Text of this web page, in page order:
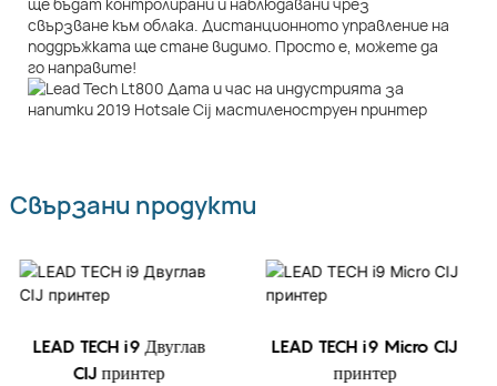
ще бъдат контролирани и наблюдавани чрез
свързване към облака. Дистанционното управление на
поддръжката ще стане видимо. Просто е, можете да
го направите!
Свързани продукти
LEAD TECH i9 Двуглав
CIJ принтер
LEAD TECH i9 Micro CIJ
принтер